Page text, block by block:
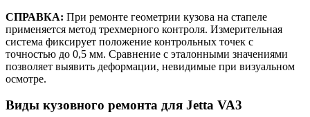
СПРАВКА: При ремонте геометрии кузова на стапеле
применяется метод трехмерного контроля. Измерительная
система фиксирует положение контрольных точек с
точностью до 0,5 мм. Сравнение с эталонными значениями
позволяет выявить деформации, невидимые при визуальном
осмотре.
Виды кузовного ремонта для Jetta VA3